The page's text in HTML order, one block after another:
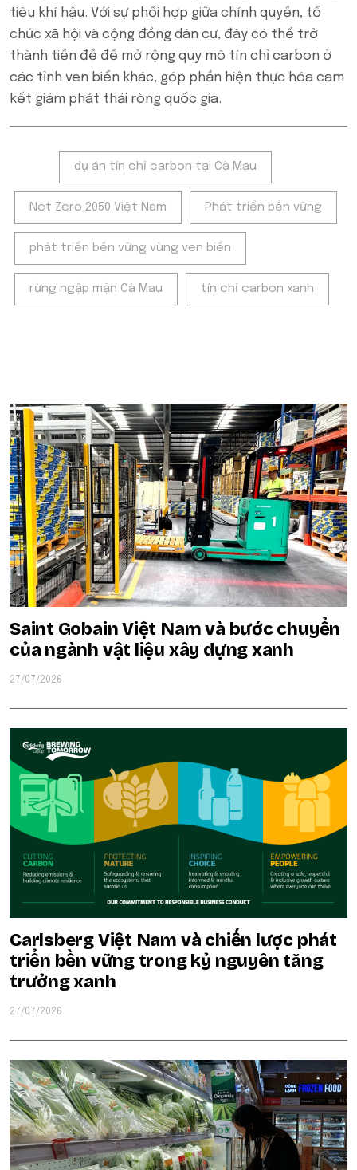
tiêu khí hậu. Với sự phối hợp giữa chính quyền, tổ
chức xã hội và cộng đồng dân cư, đây có thể trở
thành tiền đề để mở rộng quy mô tín chỉ carbon ở
các tỉnh ven biển khác, góp phần hiện thực hóa cam
kết giảm phát thải ròng quốc gia.
dự án tín chỉ carbon tại Cà Mau
Net Zero 2050 Việt Nam Phát triển bền vững
phát triển bền vững vùng ven biển
rừng ngập mặn Cà Mau tín chỉ carbon xanh
Saint Gobain Việt Nam và bước chuyển
của ngành vật liệu xây dựng xanh
27/07/2026
Carlsberg Việt Nam và chiến lược phát
triển bền vững trong kỷ nguyên tăng
trưởng xanh
27/07/2026